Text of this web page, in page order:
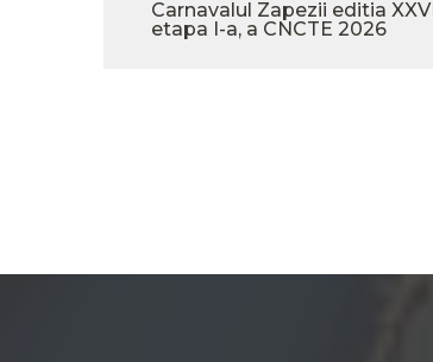
Carnavalul Zapezii editia XXVII
etapa I-a, a CNCTE 2026